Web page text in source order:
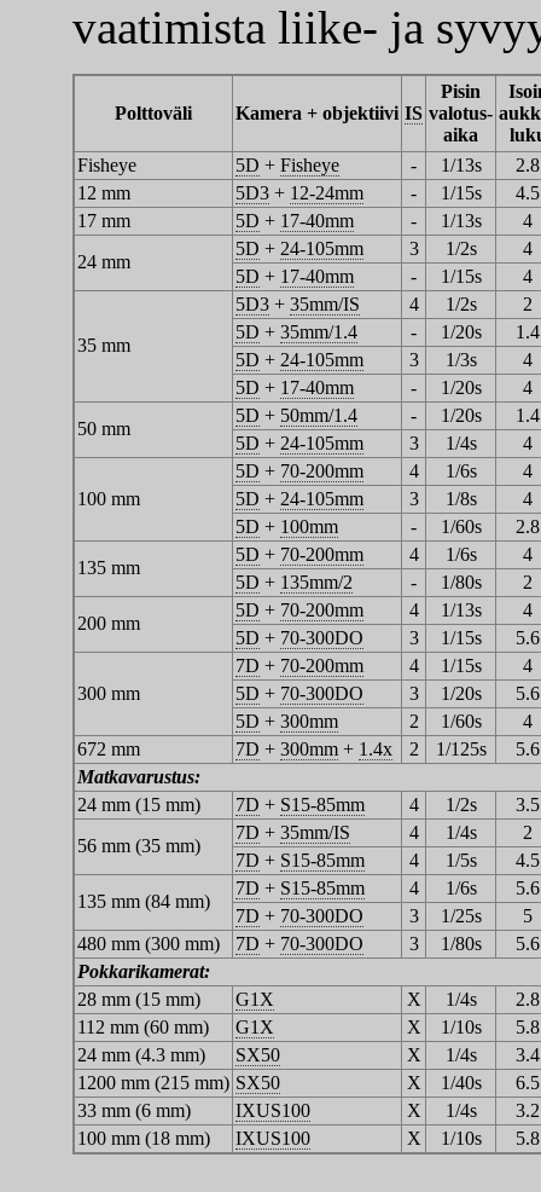
vaatimista liike- ja
Polttoväli Kamera + objektiivi IS
Pisin
valotus-
aika
Fisheye
5D + Fisheye - 1/13s
2.8
12 mm
5D3 + 12-24mm - 1/15s
4.5
17 mm
5D + 17-40mm - 1/13s
4
24 mm
5D + 24-105mm 3 1/2s
4
5D + 17-40mm - 1/15s 4
35 mm
5D3 + 35mm/IS 4 1/2s
2
5D + 35mm/1.4 - 1/20s
1.4
5D + 24-105mm 3 1/3s
4
5D + 17-40mm - 1/20s
4
50 mm
5D + 50mm/1.4 - 1/20s
1.4
5D + 24-105mm 3 1/4s 4
100 mm
5D + 70-200mm 4 1/6s
4
5D + 24-105mm 3 1/8s
4
5D + 100mm - 1/60s
2.8
135 mm
5D + 70-200mm 4 1/6s
4
5D + 135mm/2 - 1/80s
2
200 mm
5D + 70-200mm 4 1/13s
4
5D + 70-300DO 3 1/15s 5.6
300 mm
7D + 70-200mm 4 1/15s
4
5D + 70-300DO 3 1/20s
5.6
5D + 300mm 2 1/60s
4
672 mm
7D + 300mm + 1.4x 2 1/125s
5.6
Matkavarustus:
24 mm (15 mm)
7D + S15-85mm 4 1/2s
3.5
56 mm (35 mm)
7D + 35mm/IS 4 1/4s
2
7D + S15-85mm 4 1/5s
4.5
135 mm (84 mm)
7D + S15-85mm 4 1/6s
5.6
7D + 70-300DO 3 1/25s
5
480 mm (300 mm)
7D + 70-300DO 3 1/80s
5.6
Pokkarikamerat:
28 mm (15 mm)
G1X X 1/4s
2.8
112 mm (60 mm)
G1X X 1/10s
5.8
24 mm (4.3 mm)
SX50 X 1/4s
3.4
1200 mm (215 mm) SX50 X 1/40s
6.5
33 mm (6 mm)
IXUS100 X 1/4s
3.2
100 mm (18 mm)
IXUS100 X 1/10s 5.8